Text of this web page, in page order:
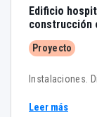
Edificio
construcción
Vilanova de
Proyecto
Instalaciones.
Leer más